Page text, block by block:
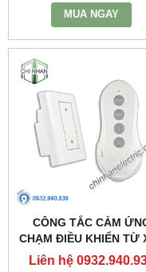
MUA NGAY
CÔNG TẮC CẢM
CHẠM ĐIỀU KHIỂN TỪ
DK2S(2 KÊNH) -
Liên hệ